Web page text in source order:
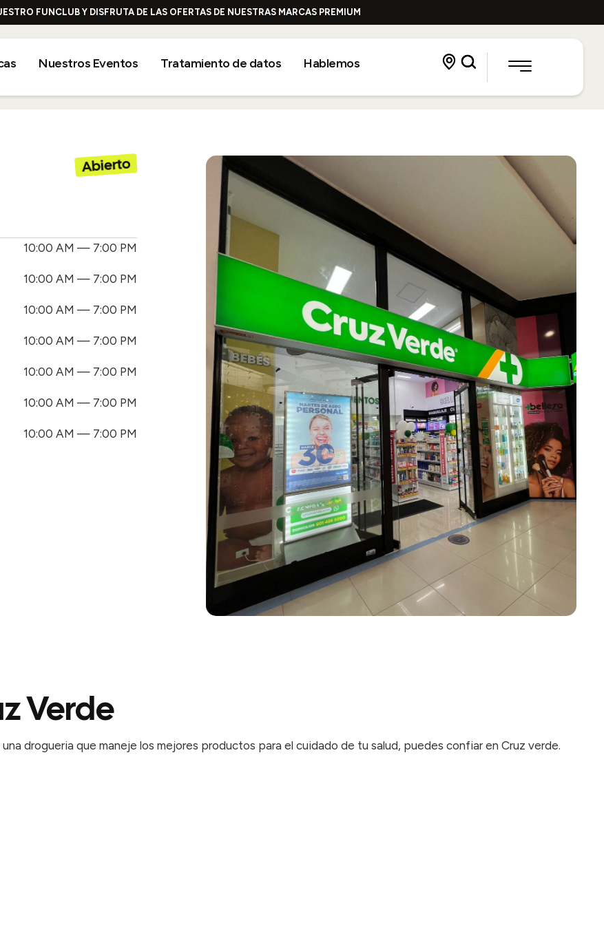
FUNCLUB Y DISFRUTA DE LAS OFERTAS DE NUESTRAS MARCAS PREMIUM
Nuestros Eventos Tratamiento de datos Hablemos
Abierto
Nivel 2
10:00 AM — 7:00 PM
10:00 AM — 7:00 PM
10:00 AM — 7:00 PM
10:00 AM — 7:00 PM
10:00 AM — 7:00 PM
10:00 AM — 7:00 PM
10:00 AM — 7:00 PM
Verde
drogueria que maneje los mejores productos para el cuidado de tu salud, puedes confiar en Cruz verde.